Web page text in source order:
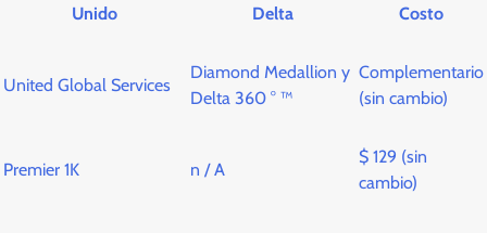
Unido Delta Costo
United Global Services
Diamond Medallion y
Delta 360 ° ™
Complementario
(sin cambio)
Premier 1K n / A
$ 129 (sin
cambio)